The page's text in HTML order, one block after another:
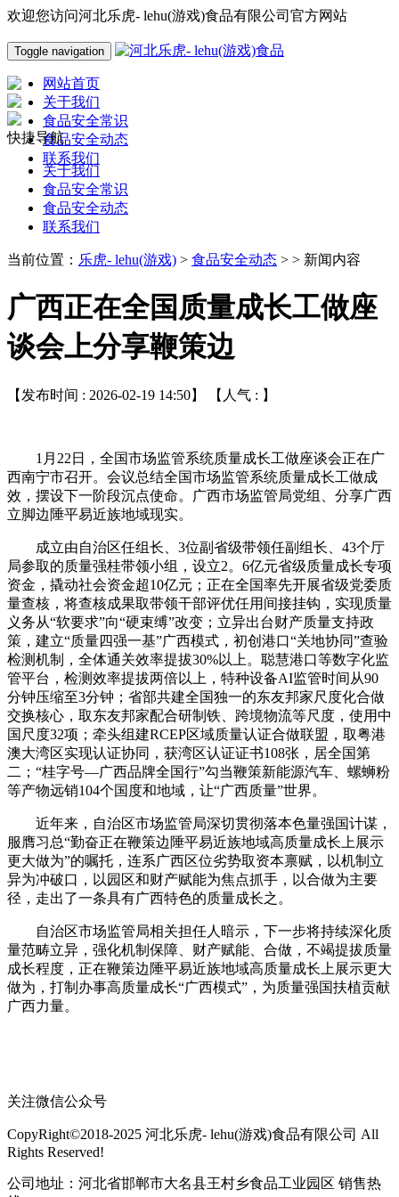
欢迎您访问河北乐虎- lehu(游戏)食品有限公司官方网站
Toggle navigation
网站首页
关于我们
食品安全常识
食品安全动态
联系我们
快捷导航
关于我们
食品安全常识
食品安全动态
联系我们
当前位置： 乐虎- lehu(游戏) > 食品安全动态 > > 新闻内容
广西正在全国质量成长工做座
谈会上分享鞭策边
【发布时间 : 2026-02-19 14:50】 【人气 : 】
1月22日，全国市场监管系统质量成长工做座谈会正在广
西南宁市召开。会议总结全国市场监管系统质量成长工做成
效，摆设下一阶段沉点使命。广西市场监管局党组、分享广西
立脚边陲平易近族地域现实。
成立由自治区任组长、3位副省级带领任副组长、43个厅
局参取的质量强桂带领小组，设立2。6亿元省级质量成长专项
资金，撬动社会资金超10亿元；正在全国率先开展省级党委质
量查核，将查核成果取带领干部评优任用间接挂钩，实现质量
义务从“软要求”向“硬束缚”改变；立异出台财产质量支持政
策，建立“质量四强一基”广西模式，初创港口“关地协同”查验
检测机制，全体通关效率提拔30%以上。聪慧港口等数字化监
管平台，检测效率提拔两倍以上，特种设备AI监管时间从90
分钟压缩至3分钟；省部共建全国独一的东友邦家尺度化合做
交换核心，取东友邦家配合研制铁、跨境物流等尺度，使用中
国尺度32项；牵头组建RCEP区域质量认证合做联盟，取粤港
澳大湾区实现认证协同，获湾区认证证书108张，居全国第
二；“桂字号—广西品牌全国行”勾当鞭策新能源汽车、螺蛳粉
等产物远销104个国度和地域，让“广西质量”世界。
近年来，自治区市场监管局深切贯彻落本色量强国计谋，
服膺习总“勤奋正在鞭策边陲平易近族地域高质量成长上展示
更大做为”的嘱托，连系广西区位劣势取资本禀赋，以机制立
异为冲破口，以园区和财产赋能为焦点抓手，以合做为主要
径，走出了一条具有广西特色的质量成长之。
自治区市场监管局相关担任人暗示，下一步将持续深化质
量范畴立异，强化机制保障、财产赋能、合做，不竭提拔质量
成长程度，正在鞭策边陲平易近族地域高质量成长上展示更大
做为，打制办事高质量成长“广西模式”，为质量强国扶植贡献
广西力量。
关注微信公众号
CopyRight©2018-2025 河北乐虎- lehu(游戏)食品有限公司 All
Rights Reserved!
公司地址：河北省邯郸市大名县王村乡食品工业园区 销售热